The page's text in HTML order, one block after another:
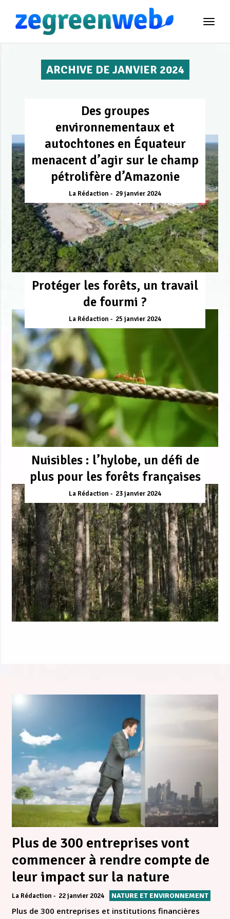
ARCHIVE DE JANVIER 2024
Des groupes
environnementaux et
autochtones en Équateur
menacent d’agir sur le champ
pétrolifère d’Amazonie
La Rédaction 29 janvier 2024
Protéger les forêts, un travail
de fourmi ?
La Rédaction 25 janvier 2024
Nuisibles : l’hylobe, un défi de
plus pour les forêts françaises
La Rédaction 23 janvier 2024
Plus de 300 entreprises vont
commencer à rendre compte de
leur impact sur la nature
La Rédaction 22 janvier 2024 NATURE ET ENVIRONNEMENT
Plus de 300 entreprises et institutions financières